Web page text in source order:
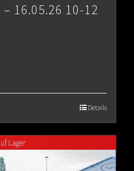
– 16.05.26 10-12
Details
Lager